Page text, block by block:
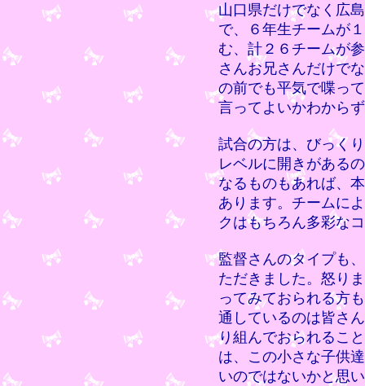
山口県だけでなく広
で、６年生チームが
む、計２６チームが
さんお兄さんだけで
の前でも平気で喋っ
言ってよいかわから
試合の方は、びっく
レベルに開きがある
なるものもあれば、
あります。チームに
クはもちろん多彩な
監督さんのタイプも
ただきました。怒り
ってみておられる方
通しているのは皆さ
り組んでおられるこ
は、この小さな子供
いのではないかと思